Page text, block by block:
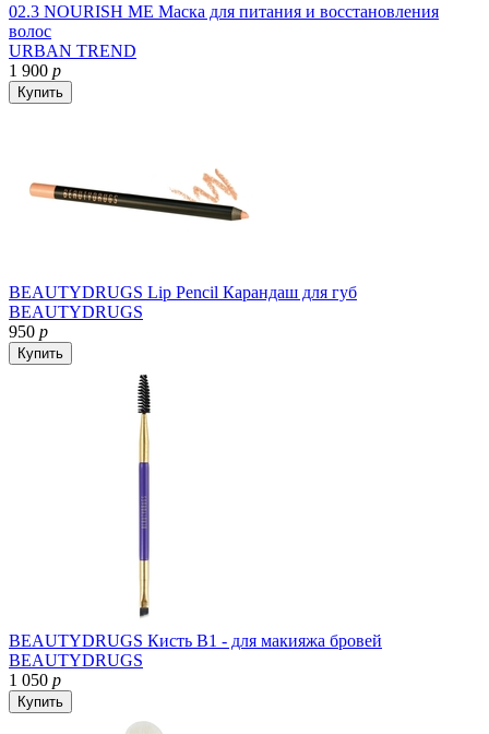
02.3 NOURISH ME Маска для питания и восстановления
волос
URBAN TREND
1 900 р
Купить
BEAUTYDRUGS Lip Pencil Карандаш для губ
BEAUTYDRUGS
950 р
Купить
BEAUTYDRUGS Кисть B1 - для макияжа бровей
BEAUTYDRUGS
1 050 р
Купить